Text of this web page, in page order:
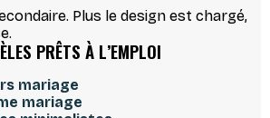
Plus le design est chargé,
PRÊTS À L’EMPLOI
mariage
mariage